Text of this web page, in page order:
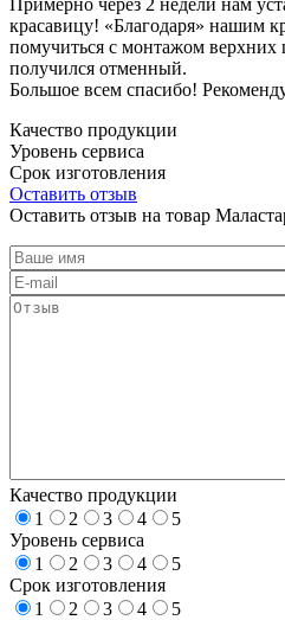
красавицу! «Благодаря» нашим
помучиться с монтажом верхних
получился отменный.
Большое всем спасибо!
Качество продукции
Уровень сервиса
Срок изготовления
Оставить отзыв
Оставить отзыв на товар
Качество продукции
1
2 3 4
5
Уровень сервиса
1
2 3 4
5
Срок изготовления
1
2 3 4
5